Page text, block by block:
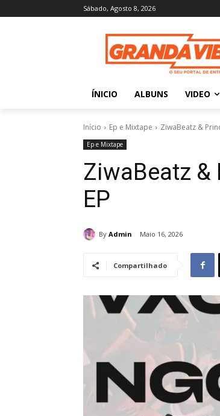
Sábado, Agosto 8, 2026
ÍNICIO ALBUNS VIDEO
Início Ep e Mixtape ZiwaBeatz &
Ep e Mixtape
ZiwaBeatz &
EP
By Admin Maio 16, 2026
Compartilhado